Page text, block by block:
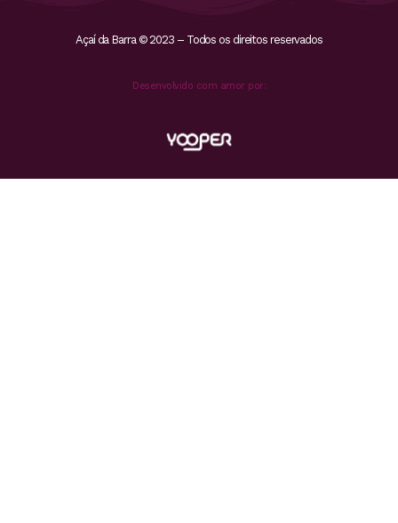
Açaí da Barra © 2023 – Todos os direitos reservados
Desenvolvido com amor por: